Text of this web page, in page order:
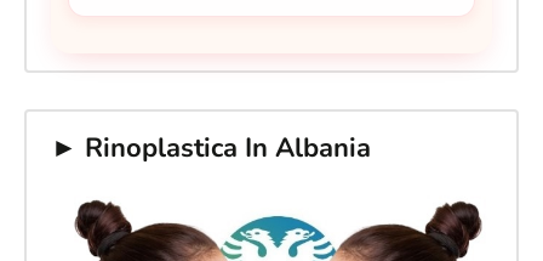
► Rinoplastica In Albania